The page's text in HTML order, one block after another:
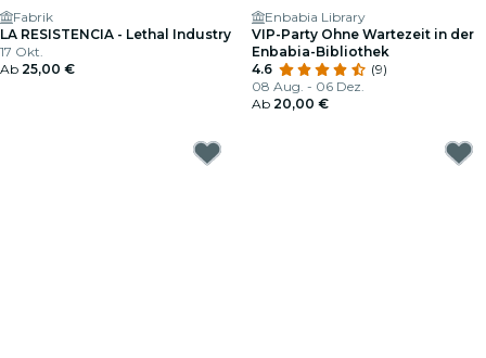
Fabrik
LA RESISTENCIA - Lethal Industry
17 Okt.
Ab 25,00 €
Enbabia Library
VIP-Party Ohne Wartezeit in der
Enbabia-Bibliothek
4.6
(9)
08 Aug. - 06 Dez.
Ab 20,00 €